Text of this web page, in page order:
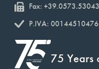
Fax:
P.IVA: 00144510476
75 Years